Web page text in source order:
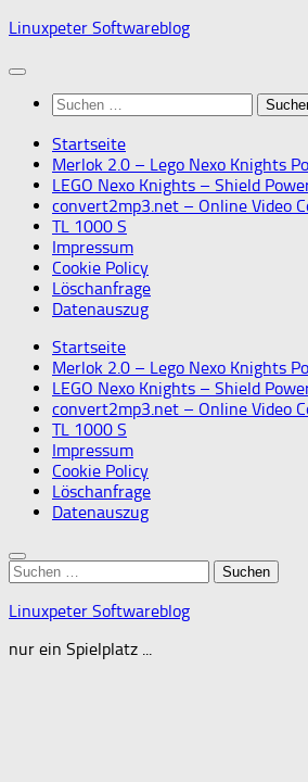
Skip
content
Linuxpeter Softwareblog
Suchen
nach:
Startseite
Merlok 2.0 – Lego Nexo Knights
LEGO Nexo Knights – Shield
convert2mp3.net – Online Video
TL 1000 S
Impressum
Cookie Policy
Löschanfrage
Datenauszug
Startseite
Merlok 2.0 – Lego Nexo Knights
LEGO Nexo Knights – Shield
convert2mp3.net – Online Video
TL 1000 S
Impressum
Cookie Policy
Löschanfrage
Datenauszug
Suchen
nach:
Linuxpeter Softwareblog
nur ein Spielplatz ...